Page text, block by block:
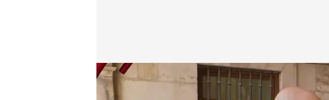
'Lo sabe, no lo sabe' Cuatro.com